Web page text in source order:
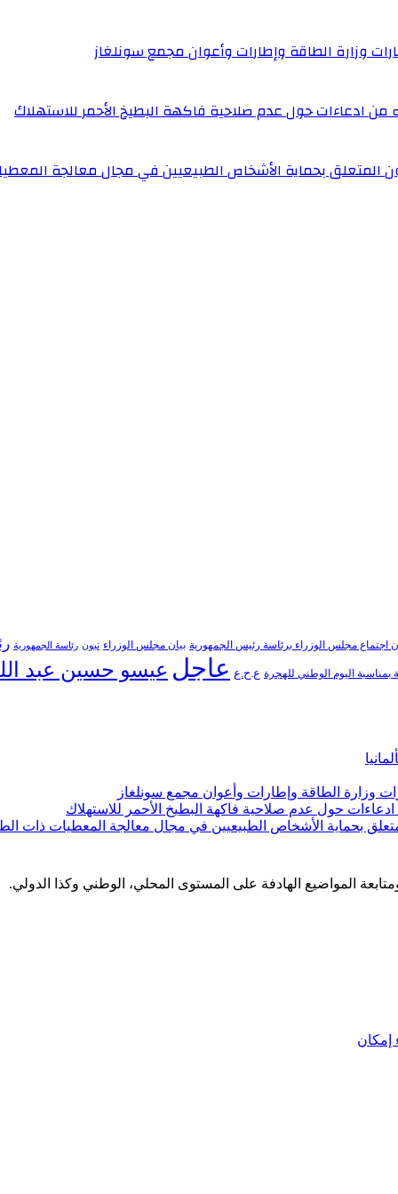
وزارة الطاقة وإطارات وأعوان مجمع سونلغاز
من ادعاءات حول عدم صلاحية فاكهة البطيخ الأحمر للاستهلاك
المتعلق بحماية الأشخاص الطبيعيين في مجال معالجة
اجتماع مجلس الوزراء برئاسة رئيس الجمهورية بيان مجلس الوزراء تبون رئاسة الجمهورية
بمناسبة اليوم الوطني للهجرة ع.ح.ع عاجل عيسو حسين عبد
وزارة الطاقة وإطارات وأعوان مجمع سونلغاز
ادعاءات حول عدم صلاحية فاكهة البطيخ الأحمر للاستهلاك
بحماية الأشخاص الطبيعيين في مجال معالجة المعطيات ذات
المواضيع الهادفة على المستوى المحلي، الوطني وكذا الدولي.